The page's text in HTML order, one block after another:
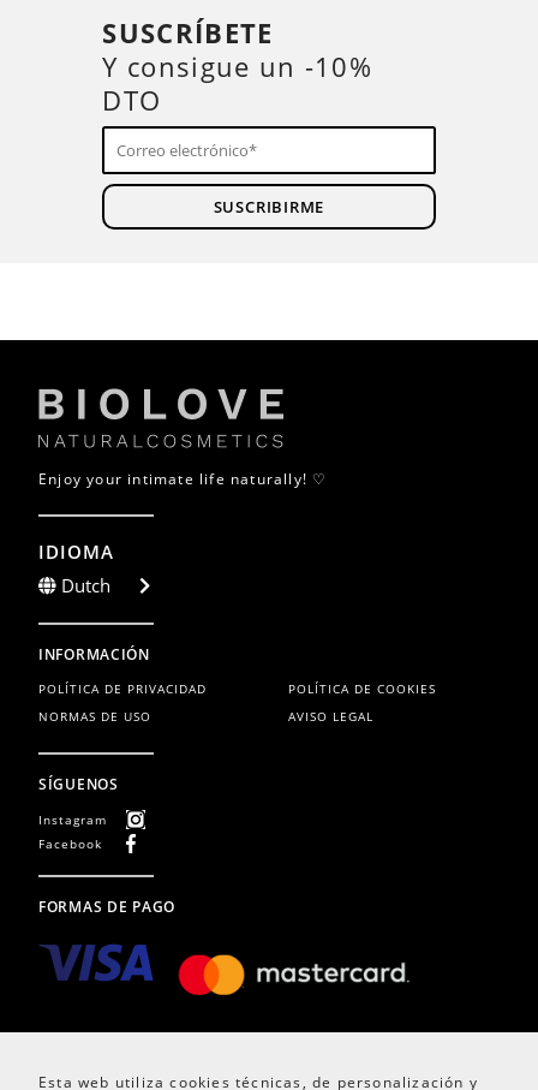
SUSCRÍBETE
Y consigue un -10%
DTO
SUSCRIBIRME
Enjoy your intimate life naturally! ♡
IDIOMA
Dutch
INFORMACIÓN
POLÍTICA DE PRIVACIDAD
POLÍTICA DE COOKIES
NORMAS DE USO
AVISO LEGAL
SÍGUENOS
Instagram
Facebook
FORMAS DE PAGO
Esta web utiliza cookies técnicas, de personalización y